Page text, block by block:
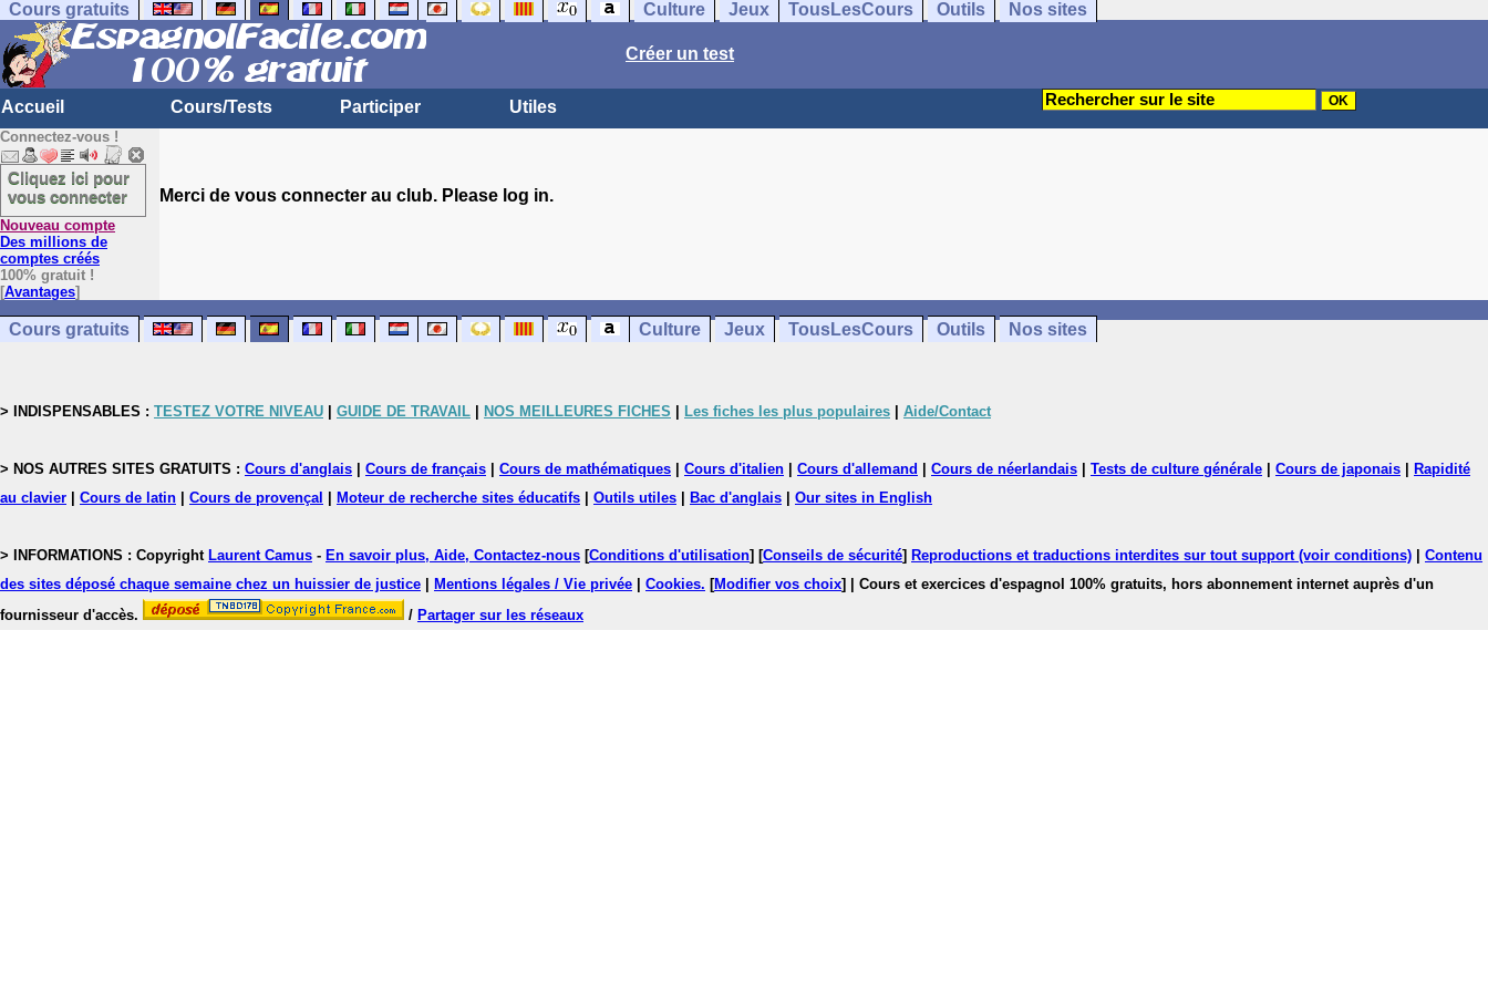
Cours gratuits Culture Jeux TousLesCours Outils Nos sites
Créer un test
Accueil Cours/Tests Participer Utiles
Connectez-vous !
Cliquez ici pour
vous connecter
Nouveau compte
Des millions de
comptes créés
100% gratuit !
[Avantages]
Merci de vous connecter au club. Please log in.
Cours gratuits Culture Jeux TousLesCours Outils Nos sites
> INDISPENSABLES : TESTEZ VOTRE NIVEAU GUIDE DE TRAVAIL NOS MEILLEURES FICHES Les fiches les plus populaires Aide/Contact
> NOS AUTRES SITES GRATUITS : Cours d'anglais Cours de français Cours de mathématiques Cours d'italien Cours d'allemand Cours de néerlandais Tests de culture générale Cours de japonais
Rapidité
au clavier
Cours de latin Cours de provençal Moteur de recherche sites éducatifs Outils utiles Bac d'anglais Our sites in English
> INFORMATIONS : Copyright Laurent Camus - En savoir plus, Aide, Contactez-nous [Conditions d'utilisation] [Conseils de sécurité] Reproductions et traductions interdites sur tout support (voir conditions)
Contenu
des sites déposé chaque semaine chez un huissier de justice
Mentions légales / Vie privée Cookies. [Modifier vos choix]
| Cours et exercices d'espagnol 100% gratuits, hors abonnement internet auprès d'un
fournisseur d'accès.
/ Partager sur les réseaux